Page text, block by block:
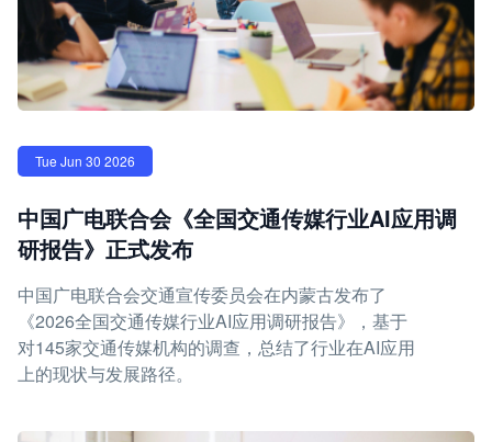
Tue Jun 30 2026
中国广电联合会《全国交通传媒行业AI应用调
研报告》正式发布
中国广电联合会交通宣传委员会在内蒙古发布了
《2026全国交通传媒行业AI应用调研报告》，基于
对145家交通传媒机构的调查，总结了行业在AI应用
上的现状与发展路径。